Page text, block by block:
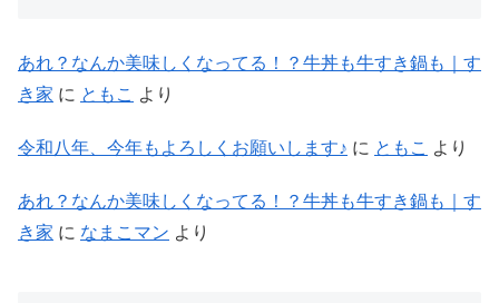
あれ？なんか美味しくなってる！？牛丼も牛すき鍋も｜す
き家 に ともこ より
令和八年、今年もよろしくお願いします♪ に ともこ より
あれ？なんか美味しくなってる！？牛丼も牛すき鍋も｜す
き家 に なまこマン より